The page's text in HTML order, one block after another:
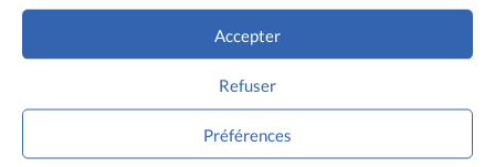
Accepter
Refuser
Préférences
ACTU MEP
Communiqué du 28 mai 2026